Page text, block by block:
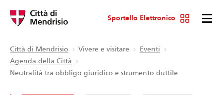
Sportello Elettronico
Città di Mendrisio Vivere e visitare
Eventi
Agenda della Città
Neutralità tra obbligo giuridico e strumento duttile